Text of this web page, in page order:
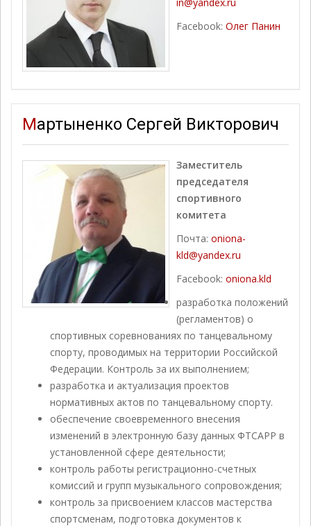
Facebook: Олег Панин
Мартыненко Сергей Викторович
Заместитель
председателя
спортивного
комитета
Почта: oniona-
kld@yandex.ru
Facebook: oniona.kld
разработка положений
(регламентов) о
спортивных соревнованиях по танцевальному
спорту, проводимых на территории Российской
Федерации. Контроль за их выполнением;
разработка и актуализация проектов
нормативных актов по танцевальному спорту.
обеспечение своевременного внесения
изменений в электронную базу данных ФТСАРР в
установленной сфере деятельности;
контроль работы регистрационно-счетных
комиссий и групп музыкального сопровождения;
контроль за присвоением классов мастерства
спортсменам, подготовка документов к